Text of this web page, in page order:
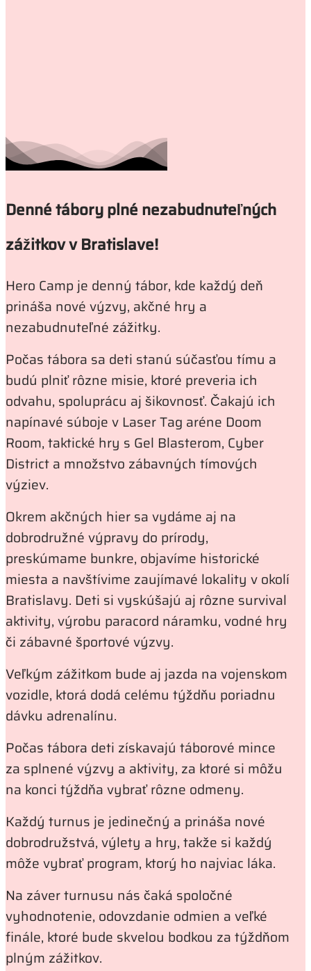
Denné tábory plné nezabudnuteľných
zážitkov v Bratislave!
Hero Camp je denný tábor, kde každý deň
prináša nové výzvy, akčné hry a
nezabudnuteľné zážitky.
Počas tábora sa deti stanú súčasťou tímu a
budú plniť rôzne misie, ktoré preveria ich
odvahu, spoluprácu aj šikovnosť. Čakajú ich
napínavé súboje v Laser Tag aréne Doom
Room, taktické hry s Gel Blasterom, Cyber
District a množstvo zábavných tímových
výziev.
Okrem akčných hier sa vydáme aj na
dobrodružné výpravy do prírody,
preskúmame bunkre, objavíme historické
miesta a navštívime zaujímavé lokality v okolí
Bratislavy. Deti si vyskúšajú aj rôzne survival
aktivity, výrobu paracord náramku, vodné hry
či zábavné športové výzvy.
Veľkým zážitkom bude aj jazda na vojenskom
vozidle, ktorá dodá celému týždňu poriadnu
dávku adrenalínu.
Počas tábora deti získavajú táborové mince
za splnené výzvy a aktivity, za ktoré si môžu
na konci týždňa vybrať rôzne odmeny.
Každý turnus je jedinečný a prináša nové
dobrodružstvá, výlety a hry, takže si každý
môže vybrať program, ktorý ho najviac láka.
Na záver turnusu nás čaká spoločné
vyhodnotenie, odovzdanie odmien a veľké
finále, ktoré bude skvelou bodkou za týždňom
plným zážitkov.